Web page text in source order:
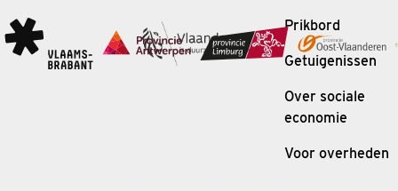
Prikbord
Getuigenissen
Over sociale
economie
Voor overheden